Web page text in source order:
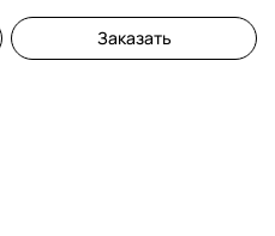
Заказать